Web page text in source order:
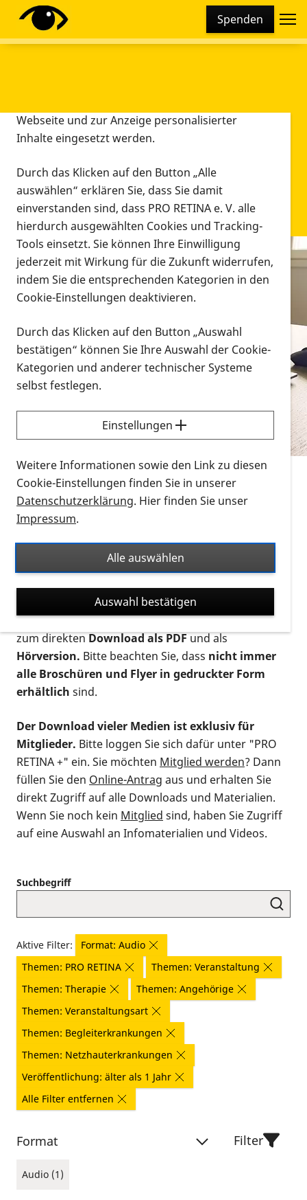
Spenden
Infomaterial
Infomaterial
Vorlesen
Alle Infomaterialien in verschiedenen
Formaten an einem Ort
Sie möchten wissen, wie Sie nach Infonmaterial
suchen und dieses bestellen bzw. herunterladen
können? Schauen Sie sich dieErklärvideos zum
Thema Infomaterial auf der PRO RETINA-Website
für blinde und sehbehinderte Menschen an.
Auf dieser Seite finden Sie sämtliches Infomaterial
Ort. Nutzen Sie den Formatfilter, um ausschließlich
nach Flyern und Broschüren, Audios oder Videos zu
suchen. Die meisten Flyer und Broschüren werden in
verschiedenen Formaten angeboten: zur
postalischen Bestellung als gedruckte Variante
zum direktenDownload als PDFund als
Hörversion. Bitte beachten Sie, dass nicht immer
alle Broschüren und Flyer in gedruckter Form
erhältlich sind.
Der Download vieler Medien ist exklusiv für
Mitglieder. Bitte loggen Sie sich dafür unter "PRO
RETINA +" ein. Sie möchten Mitglied werden? Dann
füllen Sie den Online-Antrag aus und erhalten Sie
direkt Zugriff auf alle Downloads und Materialien.
Wenn Sie noch kein Mitglied sind, haben Sie Zugriff
auf eine Auswahl an Infomaterialien und Videos.
Suchbegriff
Aktive Filter:
Format: Audio
Themen: PRO RETINA
Themen: Veranstaltung
Themen: Therapie
Themen: Angehörige
Themen: Veranstaltungsart
Themen: Begleiterkrankungen
Themen: Netzhauterkrankungen
Veröffentlichung: älter als 1 Jahr
Alle Filter entfernen
Format
Audio (1)
Filter
Diese Webseite setzt verschiedene Cookies und
Tracking-Tools ein. Dies beinhaltet Cookies und
Webseite und zur Anzeige personalisierter
Inhalte eingesetzt werden.
Durch das Klicken auf den Button „Alle
auswählen“ erklären Sie, dass Sie damit
einverstanden sind, dass PRO RETINA e. V. alle
hierdurch ausgewählten Cookies und Tracking-
Tools einsetzt. Sie können Ihre Einwilligung
jederzeit mit Wirkung für die Zukunft widerrufen,
indem Sie die entsprechenden Kategorien in den
Cookie-Einstellungen deaktivieren.
Durch das Klicken auf den Button „Auswahl
bestätigen“ können Sie Ihre Auswahl der Cookie-
Kategorien und anderer technischer Systeme
selbst festlegen.
Einstellungen
Weitere Informationen sowie den Link zu diesen
Cookie-Einstellungen finden Sie in unserer
Datenschutzerklärung. Hier finden Sie unser
Impressum.
Alle auswählen
Auswahl bestätigen